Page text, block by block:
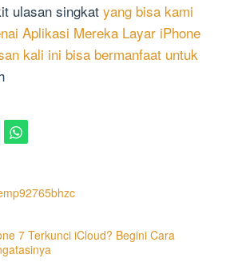
ulasan singkat yang bisa kami
Aplikasi Mereka Layar iPhone
kali ini bisa bermanfaat untuk
7 Terkunci iCloud? Begini Cara